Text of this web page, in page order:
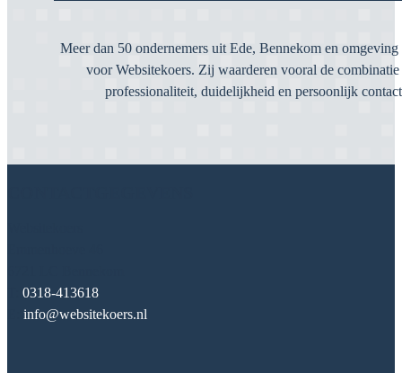
Meer dan 50 ondernemers uit Ede, Bennekom en
voor Websitekoers. Zij waarderen vooral de
professionaliteit, duidelijkheid en persoonlijk
0318-413618
info@websitekoers.nl